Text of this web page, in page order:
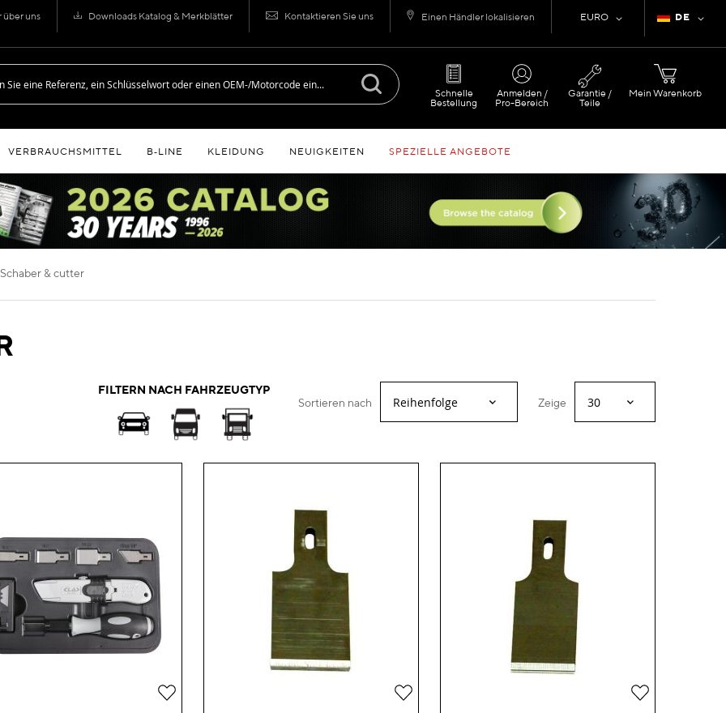
Sprache
DE
Währung
EURO
über uns Downloads Katalog & Merkblätter Kontaktieren Sie uns Einen Händler lokalisieren
Mein Warenkorb
Schnelle
Bestellung
Anmelden /
Pro-Bereich
Garantie /
Teile
VERBRAUCHSMITTEL B‑LINE KLEIDUNG NEUIGKEITEN SPEZIELLE ANGEBOTE
schaber & cutter
FILTERN NACH FAHRZEUGTYP
Zeige
Sortieren nach
Zur Zur Zur